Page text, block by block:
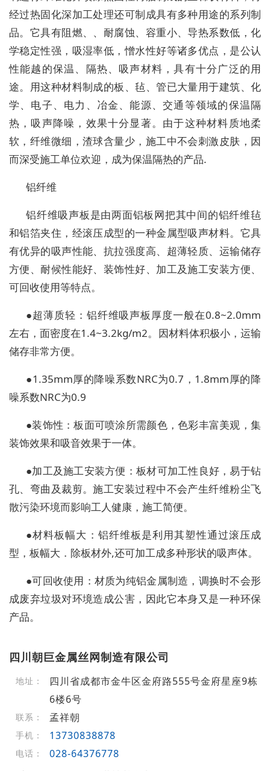
经过热固化深加工处理还可制成具有多种用途的系列制
品。它具有阻燃、、耐腐蚀、容重小、导热系数低，化
学稳定性强，吸湿率低，憎水性好等诸多优点，是公认
性能越的保温、隔热、吸声材料，具有十分广泛的用
途。用这种材料制成的板、毡、管已大量用于建筑、化
学、电子、电力、冶金、能源、交通等领域的保温隔
热，吸声降噪，效果十分显著。由于这种材料质地柔
软，纤维微细，渣球含量少，施工中不会刺激皮肤，因
而深受施工单位欢迎，成为保温隔热的产品.
铝纤维
铝纤维吸声板是由两面铝板网把其中间的铝纤维毡
和铝箔夹住，经滚压成型的一种金属型吸声材料。它具
有优异的吸声性能、抗拉强度高、超薄轻质、运输储存
方便、耐候性能好、装饰性好、加工及施工安装方便、
可回收使用等特点。
●超薄质轻：铝纤维吸声板厚度一般在0.8~2.0mm
左右，面密度在1.4~3.2kg/m2。因材料体积极小，运输
储存非常方便。
●1.35mm厚的降噪系数NRC为0.7，1.8mm厚的降
噪系数NRC为0.9
●装饰性：板面可喷涂所需颜色，色彩丰富美观，集
装饰效果和吸音效果于一体。
●加工及施工安装方便：板材可加工性良好，易于钻
孔、弯曲及裁剪。施工安装过程中不会产生纤维粉尘飞
散污染环境而影响工人健康，施工简便。
●材料板幅大：铝纤维板是利用其塑性通过滚压成
型，板幅大．除板材外,还可加工成多种形状的吸声体。
●可回收使用：材质为纯铝金属制造，调换时不会形
成废弃垃圾对环境造成公害，因此它本身又是一种环保
产品。
四川朝巨金属丝网制造有限公司
地址：
四川省成都市金牛区金府路555号金府星座9栋
6楼6号
联系： 孟祥朝
手机： 13730838878
电话： 028-64376778